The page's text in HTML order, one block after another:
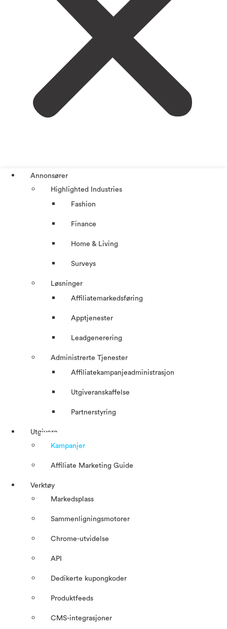
Annonsører
Highlighted Industries
Fashion
Finance
Home & Living
Surveys
Løsninger
Affiliatemarkedsføring
Apptjenester
Leadgenerering
Administrerte Tjenester
Affiliatekampanjeadministrasjon
Utgiveranskaffelse
Partnerstyring
Utgivere
Kampanjer
Affiliate Marketing Guide
Verktøy
Markedsplass
Sammenligningsmotorer
Chrome-utvidelse
API
Dedikerte kupongkoder
Produktfeeds
CMS-integrasjoner